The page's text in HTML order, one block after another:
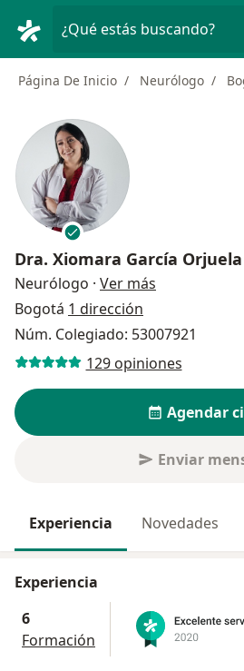
¿Qué estás buscando?
Página De Inicio Neurólogo
Dra. Xiomara García Orjuela
Neurólogo · Ver más
Bogotá 1 dirección
Núm. Colegiado: 53007921
129 opiniones
Agendar
Enviar
Experiencia Novedades
Experiencia
6
Formación